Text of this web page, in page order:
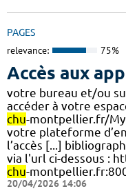
PAGES
relevance: 75%
Accès aux
votre bureau et/ou
accéder à votre
chu-montpellier.fr/
votre plateforme
l’accès [...]
via l'url ci-dessous :
chu-
20/04/2026 14:06